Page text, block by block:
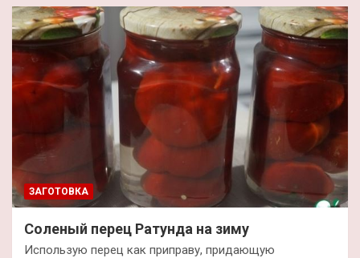
ЗАГОТОВКА
Соленый перец Ратунда на зиму
Использую перец как приправу, придающую